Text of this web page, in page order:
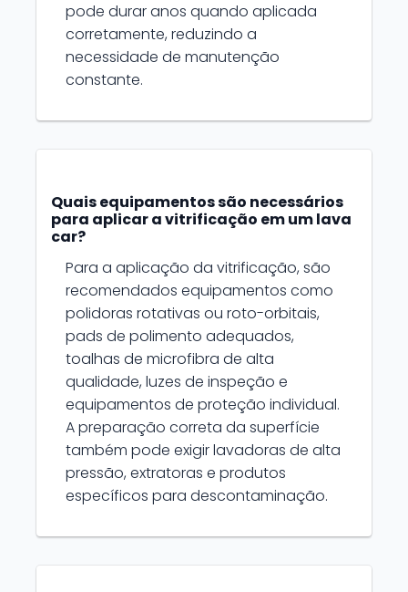
pode durar anos quando aplicada
corretamente, reduzindo a
necessidade de manutenção
constante.
Quais equipamentos são necessários
para aplicar a vitrificação em um lava
car?
Para a aplicação da vitrificação, são
recomendados equipamentos como
polidoras rotativas ou roto-orbitais,
pads de polimento adequados,
toalhas de microfibra de alta
qualidade, luzes de inspeção e
equipamentos de proteção individual.
A preparação correta da superfície
também pode exigir lavadoras de alta
pressão, extratoras e produtos
específicos para descontaminação.